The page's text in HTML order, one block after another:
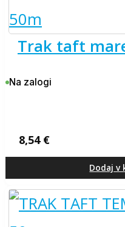
trak taft
Na zalogi
8,54 €
Dodaj v